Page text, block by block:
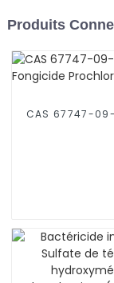
Produits
CAS 67747-